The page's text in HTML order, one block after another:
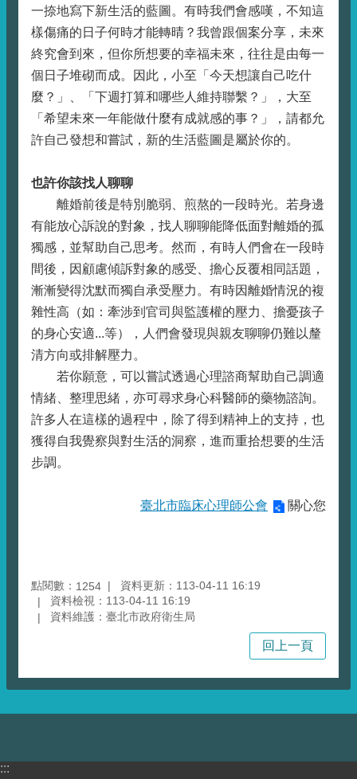
一捺地寫下新生活的藍圖。有時我們會感嘆，不知這
樣傷痛的日子何時才能轉晴？我曾跟個案分享，未來
終究會到來，但你所想要的幸福未來，往往是由每一
個日子堆砌而成。因此，小至「今天想讓自己吃什
麼？」、「下週打算和哪些人維持聯繫？」，大至
「希望未來一年能做什麼有成就感的事？」，請都允
許自己發想和嘗試，新的生活藍圖是屬於你的。
也許你該找人聊聊
離婚前後是特別脆弱、煎熬的一段時光。若身邊
有能放心訴說的對象，找人聊聊能降低面對離婚的孤
獨感，並幫助自己思考。然而，有時人們會在一段時
間後，因顧慮傾訴對象的感受、擔心反覆相同話題，
漸漸變得沈默而獨自承受壓力。有時因離婚情況的複
雜性高（如：牽涉到官司與監護權的壓力、擔憂孩子
的身心安適...等），人們會發現與親友聊聊仍難以釐
清方向或排解壓力。
若你願意，可以嘗試透過心理諮商幫助自己調適
情緒、整理思緒，亦可尋求身心科醫師的藥物諮詢。
許多人在這樣的過程中，除了得到精神上的支持，也
獲得自我覺察與對生活的洞察，進而重拾想要的生活
步調。
臺北市臨床心理師公會 關心您
點閱數： 1254
資料更新：113-04-11 16:19
資料檢視：113-04-11 16:19
資料維護：臺北市政府衛生局
回上一頁
:::